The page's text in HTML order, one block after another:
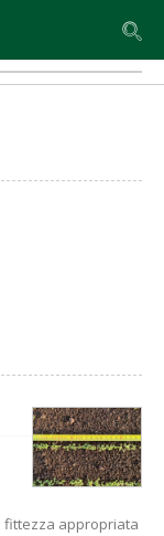
fittezza appropriata